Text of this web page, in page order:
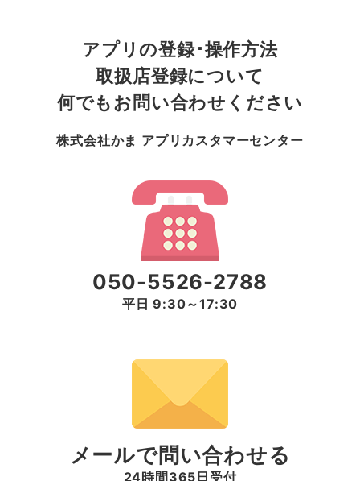
アプリの登録･操作方法
取扱店登録について
何でもお問い合わせください
株式会社かま アプリカスタマーセンター
050-5526-2788
平日 9:30～17:30
メールで問い合わせる
24時間365日受付